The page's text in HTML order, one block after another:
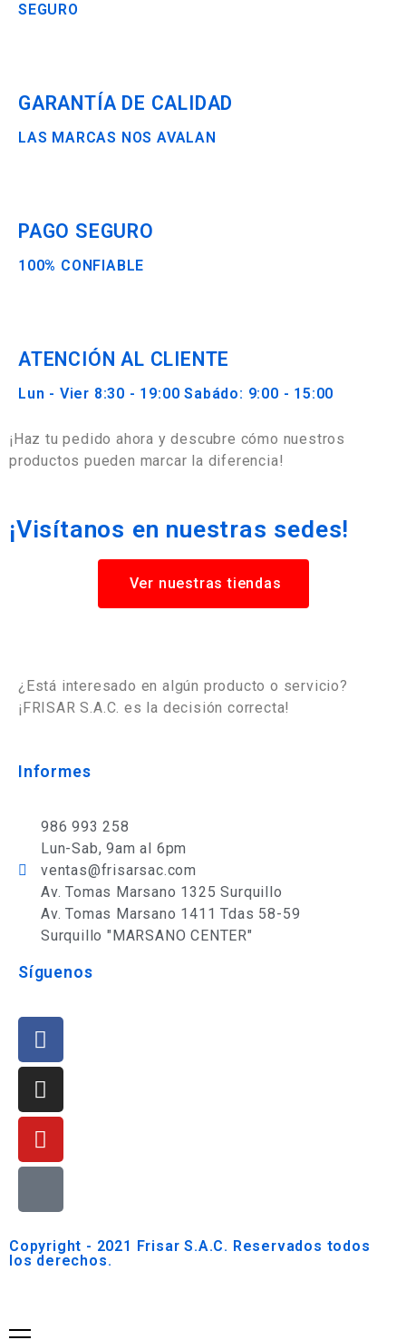
SEGURO
GARANTÍA DE CALIDAD
LAS MARCAS NOS AVALAN
PAGO SEGURO
100% CONFIABLE
ATENCIÓN AL CLIENTE
Lun - Vier 8:30 - 19:00 Sabádo: 9:00 - 15:00
¡Haz tu pedido ahora y descubre cómo nuestros
productos pueden marcar la diferencia!
¡Visítanos en nuestras sedes!
Ver nuestras tiendas
¿Está interesado en algún producto o servicio?
¡FRISAR S.A.C. es la decisión correcta!
Informes
986 993 258
Lun-Sab, 9am al 6pm
ventas@frisarsac.com
Av. Tomas Marsano 1325 Surquillo
Av. Tomas Marsano 1411 Tdas 58-59
Surquillo "MARSANO CENTER"
Síguenos
Copyright - 2021 Frisar S.A.C. Reservados todos
los derechos.